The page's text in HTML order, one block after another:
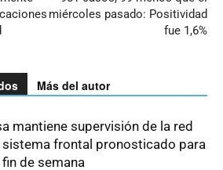
miércoles pasado: Positividad
fue 1,6%
Más del autor
mantiene supervisión de la red
sistema frontal pronosticado para
de semana